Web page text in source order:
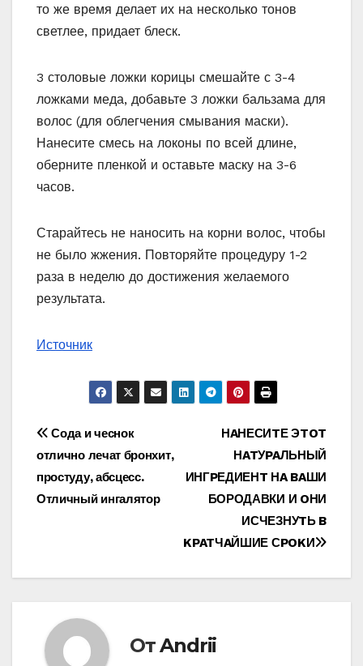
то же время делает их на несколько тонов
светлее, придает блеск.
3 столовые ложки корицы смешайте с 3-4
ложками меда, добавьте 3 ложки бальзама для
волос (для облегчения смывания маски).
Нанесите смесь на локоны по всей длине,
оберните пленкой и оставьте маску на 3-6
часов.
Старайтесь не наносить на корни волос, чтобы
не было жжения. Повторяйте процедуру 1-2
раза в неделю до достижения желаемого
результата.
Источник
Навигация
по
записям
НAНЕСИTЕ ЭTOT
НATУPAЛЬНЫЙ
ИНГPЕДИЕНT НA BAШИ
БОРОДАВКИ И OНИ
ИСЧЕЗНУTЬ B
KPATЧAЙШИЕ СPOKИ
Сода и чеснок
отлично лечат бронхит,
простуду, абсцесс.
Отличный ингалятор
ОтAndrii